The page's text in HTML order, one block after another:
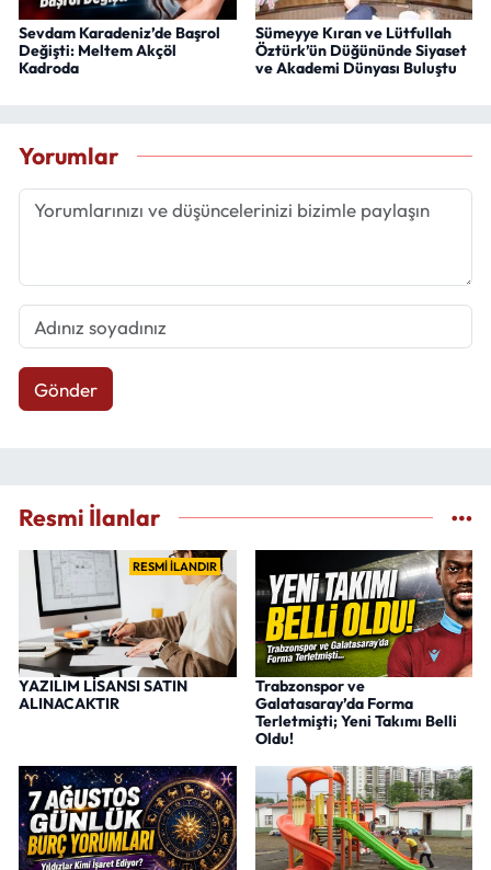
Sevdam Karadeniz’de Başrol
Değişti: Meltem Akçöl
Kadroda
Sümeyye Kıran ve Lütfullah
Öztürk’ün Düğününde Siyaset
ve Akademi Dünyası Buluştu
Yorumlar
Gönder
Resmi İlanlar
RESMİ İLANDIR
YAZILIM LİSANSI SATIN
ALINACAKTIR
Trabzonspor ve
Galatasaray’da Forma
Terletmişti; Yeni Takımı Belli
Oldu!